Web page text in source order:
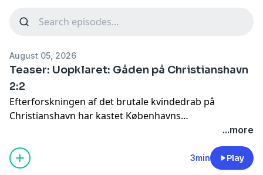
August 05, 2026
Teaser: Uopklaret: Gåden på Christianshavn
2:2
Efterforskningen af det brutale kvindedrab på
Christianshavn har kastet Københavns
Opdagelsespoliti ud i et sandt mareridt. Sagen er svær,
gerningsvåben, og sandheden glider dem langsomt af
hænde. Tilbage står to vidt forskellige mistænkte:
...more
3min Play